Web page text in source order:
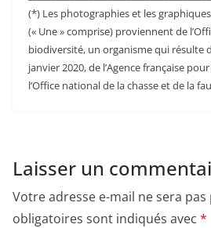
(*) Les photographies et les
(« Une » comprise) proviennent de
biodiversité, un organisme qui résulte
janvier 2020, de l’Agence française
l’Office national de la chasse et de la
Laisser un
Votre adresse e-mail ne sera pas
obligatoires sont indiqués avec *